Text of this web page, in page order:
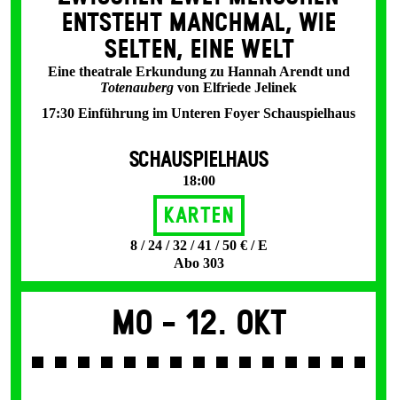
ENT­STEHT MANCH­MAL, WIE
SELTEN, EINE WELT
Eine theatrale Erkundung zu Hannah Arendt und
Totenauberg von Elfriede Jelinek
17:30 Einführung im Unteren Foyer Schauspielhaus
SCHAUSPIELHAUS
18:00
Karten
8 / 24 / 32 / 41 / 50 € / E
Abo 303
Mo - 12. Okt